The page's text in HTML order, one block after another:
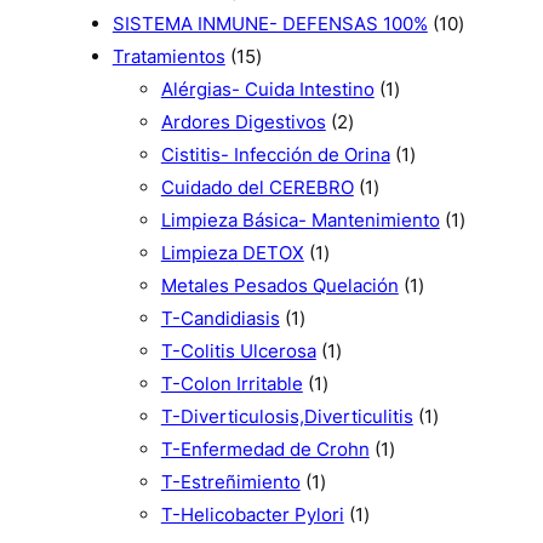
s
o c
o
s
u
c
t
o
s
u
t
s
o
d
u
c
t
o
s
r
d
u
c
o
s
p
o
u
t
s
p
r
o
d
u
c
t
o
s
SISTEMA INMUNE- DEFENSAS 100% 101
u
Tratamientos 151
5
p
r
o
d
u
c
t
o
s
Alérgias- Cuida Intestino 11
r
d
c
Ardores Digestivos 22
p
r
o
u
s
Cistitis- Infección de Orina 11
r
d
o
Cuidado del CEREBRO 11
p
o
t
o
Limpieza Básica- Mantenimiento 11
Limpieza DETOX 11
p
o
d
u
c
t
o
Metales Pesados Quelación 11
d
T-Candidiasis 11
p
r
o
d
u
c
T-Colitis Ulcerosa 11
r
o
u
T-Colon Irritable 11
p
r
o
d
T-Diverticulosis,Diverticulitis 11
T-Enfermedad de Crohn 11
T-Estreñimiento 11
p
T-Helicobacter Pylori 11